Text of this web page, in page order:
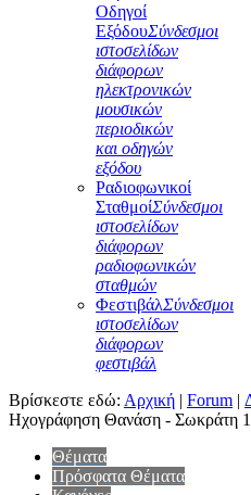
Οδηγοί
ΕξόδουΣύνδεσμοι
ιστοσελίδων
διάφορων
ηλεκτρονικών
μουσικών
περιοδικών
και οδηγών
εξόδου
Ραδιοφωνικοί
ΣταθμοίΣύνδεσμοι
ιστοσελίδων
διάφορων
ραδιοφωνικών
σταθμών
ΦεστιβάλΣύνδεσμοι
ιστοσελίδων
διάφορων
φεστιβάλ
Βρίσκεστε εδώ: Αρχική | Forum |
Ηχογράφηση Θανάση - Σωκράτη
Θέματα
Πρόσφατα Θέματα